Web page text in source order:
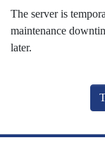
The server is
maintenance
later.